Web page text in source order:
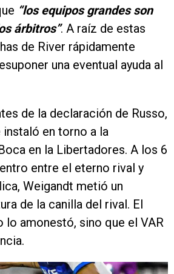
“los equipos grandes son
árbitros”. A raíz de estas
de River rápidamente
una eventual ayuda al
de la declaración de Russo,
en torno a la
en la Libertadores. A los 6
entre el eterno rival y
Weigandt metió un
de la canilla del rival. El
lo amonestó, sino que el VAR